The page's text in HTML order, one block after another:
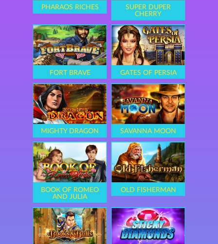
PHARAOS RICHES
SUPER DUPER
CHERRY
FORT BRAVE GATES OF PERSIA
MIGHTY DRAGON SAVANNA MOON
BOOK OF ROMEO
AND JULIA
OLD FISHERMAN